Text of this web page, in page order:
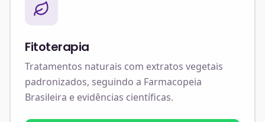
Fitoterapia
Tratamentos naturais com extratos vegetais
padronizados, seguindo a Farmacopeia
Brasileira e evidências científicas.